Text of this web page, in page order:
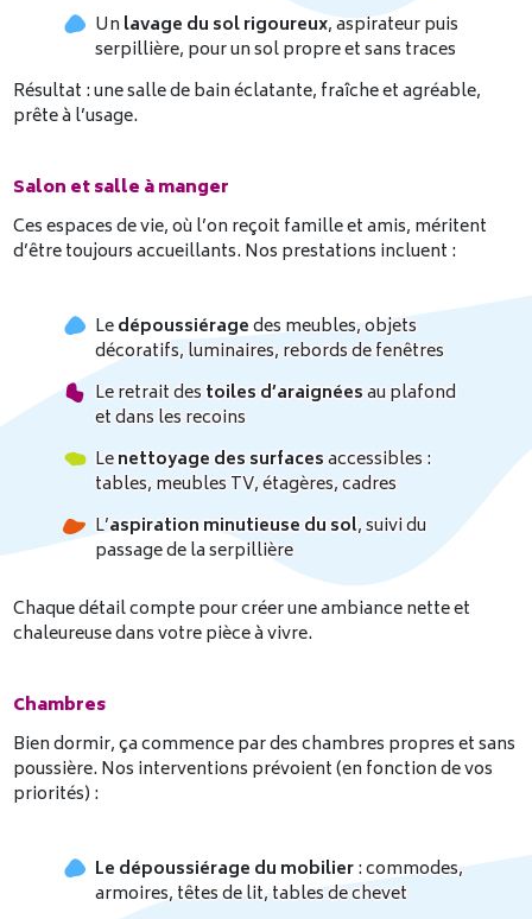
Un lavage du sol rigoureux, aspirateur puis
serpillière, pour un sol propre et sans traces
Résultat : une salle de bain éclatante, fraîche et agréable,
prête à l’usage.
Salon et salle à manger
Ces espaces de vie, où l’on reçoit famille et amis, méritent
d’être toujours accueillants. Nos prestations incluent :
Ledépoussiéragedes meubles, objets
décoratifs, luminaires, rebords de fenêtres
Le retrait des toiles d’araignéesau plafond
et dans les recoins
Lenettoyage des surfacesaccessibles :
tables, meubles TV, étagères, cadres
L’aspiration minutieuse du sol, suivi du
passage de la serpillière
Chaque détail compte pour créer une ambiance nette et
chaleureuse dans votre pièce à vivre.
Chambres
Bien dormir, ça commence par des chambres propres et sans
poussière. Nos interventions prévoient (en fonction de vos
priorités) :
Le dépoussiérage du mobilier: commodes,
armoires, têtes de lit, tables de chevet